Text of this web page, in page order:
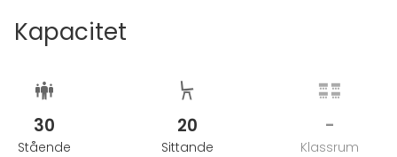
Kapacitet
30
Stående
20
Sittande
-
Klassrum